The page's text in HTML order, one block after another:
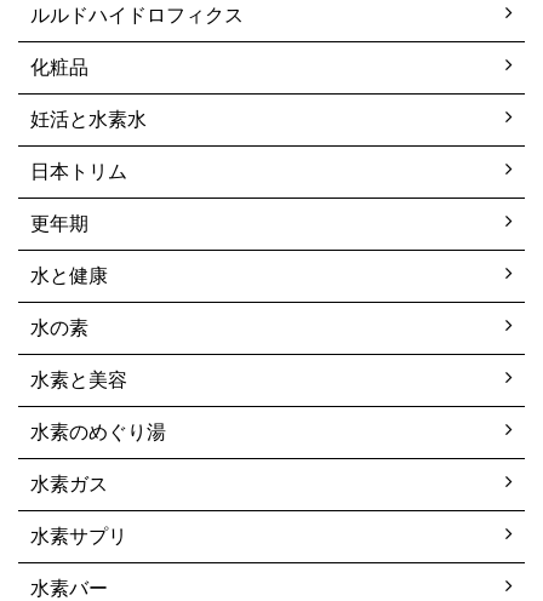
ルルドハイドロフィクス
化粧品
妊活と水素水
日本トリム
更年期
水と健康
水の素
水素と美容
水素のめぐり湯
水素ガス
水素サプリ
水素バー